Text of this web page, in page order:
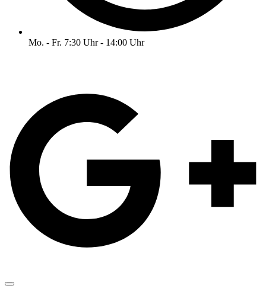
Mo. - Fr. 7:30 Uhr - 14:00 Uhr